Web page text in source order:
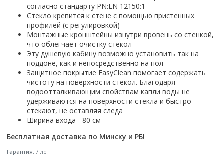
Комплектующие для ванн
Каркас
Ножки
Экраны под ванну
Гидромассажные системы
Wirpool
Китай
Недорогие
Дорогие
Уцененные
Недорогие по акции
Смотреть все
Топ брендов
Domani-spa
River
Welt-wasser
Форма
Прямоугольные
Закругленная
Комплектующие для унитазов
Гофры
Канализационный выпуск
Патрубки
Сиденья
Смотреть все
С отверстием под смеситель
С пьедесталом
С полупьедесталом
Исполнение
Для дачи
Для ванной
Умывальник-столешница
Уличный
Смотреть все
Пьедесталы
Пьедесталы
Италия
Россия
Смотреть все
Размер
40 см
50 см
60 см
65 см
Смотреть все
Страна производитель
Германия
Польша
Сербия
Чехия
Смотреть все
Страна производитель
Германия
Испания
Италия
Польша
Смотреть все
Чистящие средства
Grass
Karcher
Страна производитель
Великобритания
Германия
Италия
Китай
Смотреть все
Пылесосы
Электровеники, электрошвабры
Стеклоочистители
Мойки высокого давления
Пароочистители
Подметальные машины
Гладильные доски
Насосы
согласно стандарту PN:EN 12150:1
Стекло крепится к стене с помощью пристенных
профилей (с регулировкой)
Монтажные кронштейны изнутри вровень со стенкой,
что облегчает очистку стекол
Эту душевую кабину возможно установить так на
поддоне, как и непосредственно на пол
Защитное покрытие EasyClean помогает содержать
чистоту на поверхности стекол. Благодаря
водоотталкивающим свойствам капли воды не
удерживаются на поверхности стекла и быстро
стекают, не оставляя следа
Ширина входа - 80 см
Бесплатная доставка по Минску и РБ!
Гарантия: 7 лет